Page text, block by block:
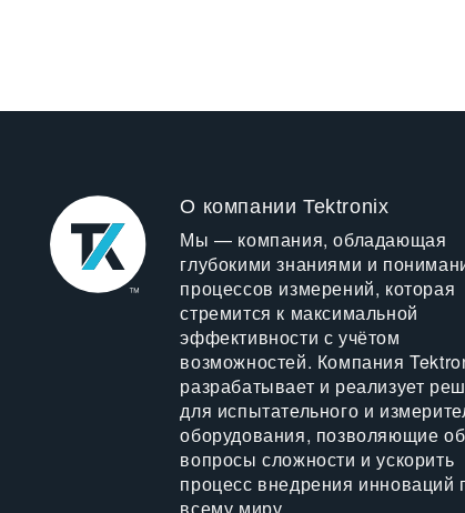
О компании Tektronix
Мы — компания, обладающая
глубокими знаниями и
процессов измерений, которая
стремится к максимальной
эффективности с учётом
возможностей. Компания
разрабатывает и реализует
для испытательного и
оборудования, позволяющие
вопросы сложности и ускорить
процесс внедрения инноваций